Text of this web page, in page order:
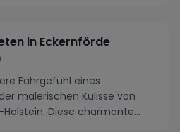
in Eckernförde
Fahrgefühl eines
malerischen Kulisse von
Diese charmante